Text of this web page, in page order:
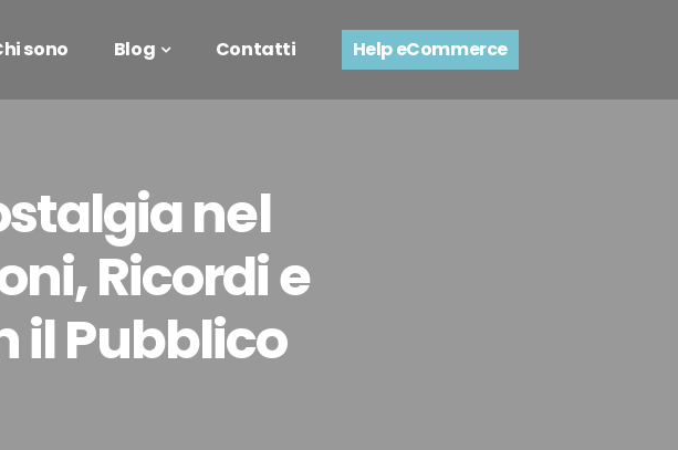
sono Blog Contatti Help eCommerce
nel
Ricordi e
il Pubblico